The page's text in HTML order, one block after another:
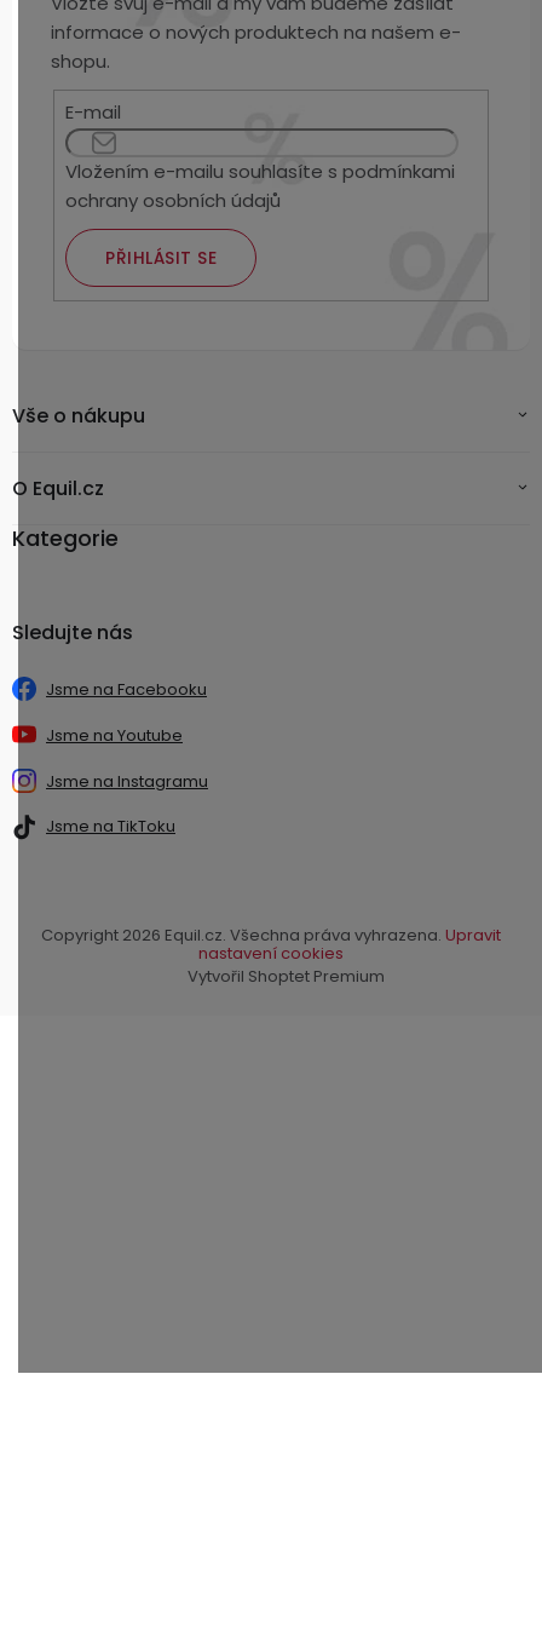
informace o nových produktech na našem e-
shopu.
E-mail
Vložením e-mailu souhlasíte spodmínkami
ochrany osobních údajů
PŘIHLÁSIT SE
Vše o nákupu
O Equil.cz
Kategorie
Sledujte nás
Jsme na Facebooku
Jsme na Youtube
Jsme na Instagramu
Jsme na TikToku
Vytvořil Shoptet Premium
Copyright 2026 Equil.cz. Všechna práva vyhrazena. Upravit
nastavení cookies